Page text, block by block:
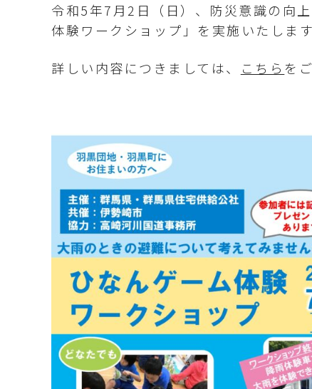
令和5年7月2日（日）、防災意識の向
体験ワークショップ」を実施いたします
詳しい内容につきましては、 こちら を